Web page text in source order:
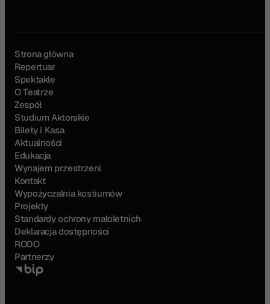
Strona główna
Repertuar
Spektakle
O Teatrze
Zespół
Studium Aktorskie
Bilety i Kasa
Aktualności
Edukacja
Wynajem przestrzeni
Kontakt
Wypożyczalnia kostiumów
Projekty
Standardy ochrony małoletnich
Deklaracja dostępności
RODO
Partnerzy